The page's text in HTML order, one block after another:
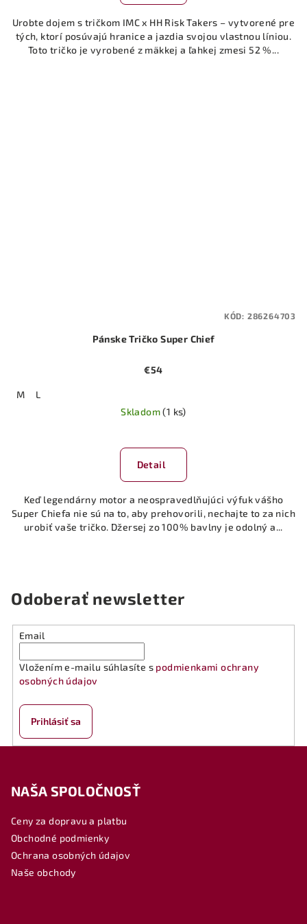
Urobte dojem s tričkom IMC x HH Risk Takers – vytvorené pre
tých, ktorí posúvajú hranice a jazdia svojou vlastnou líniou.
Toto tričko je vyrobené z mäkkej a ľahkej zmesi 52 %...
Pánske Tričko Super Chief
€54
M
L
Skladom(1 ks)
Detail
Keď legendárny motor a neospravedlňujúci výfuk vášho
Super Chiefa nie sú na to, aby prehovorili, nechajte to za nich
urobiť vaše tričko. Džersej zo 100% bavlny je odolný a...
KÓD: 286264703
Odoberať newsletter
Email
Vložením e-mailu súhlasíte s podmienkami ochrany
osobných údajov
Prihlásiť sa
NAŠA SPOLOČNOSŤ
Ceny za dopravu a platbu
Obchodné podmienky
Ochrana osobných údajov
Naše obchody